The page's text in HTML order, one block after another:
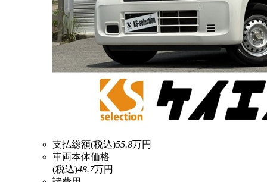
支払総額(税込)55.8万円
車両本体価格
(税込)48.7万円